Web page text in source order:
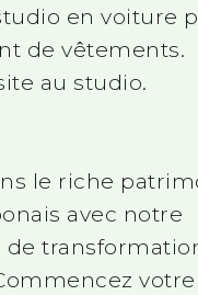
en voiture
de vêtements.
au studio.
le riche
avec notre
de
votre